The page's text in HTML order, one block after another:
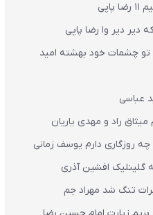
دیر دیر وا رضا پاپی
تو چشمات خود بهشته امید
عباسی
راد و مهدی یاریان
روزگاری دارم یوسف زمانی
گلینلیک افشین آذری
تنگ شد مهراد جم